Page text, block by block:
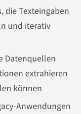
, die Texteingaben
und iterativ
Datenquellen
extrahieren
können
Anwendungen